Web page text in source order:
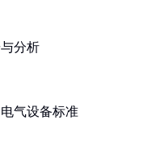
分析
气设备标准